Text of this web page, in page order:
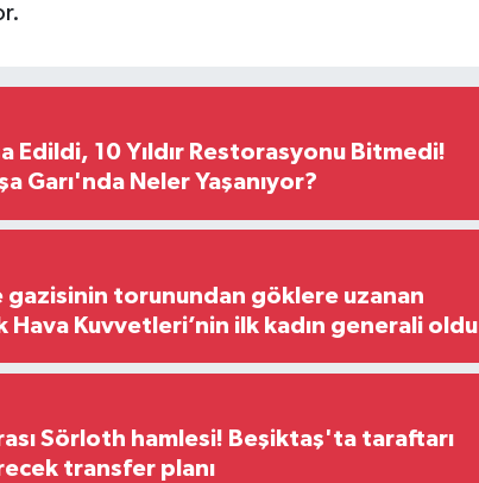
Edildi, 10 Yıldır Restorasyonu Bitmedi!
Garı'nda Neler Yaşanıyor?
gazisinin torunundan göklere uzanan
Hava Kuvvetleri’nin ilk kadın generali oldu
Sörloth hamlesi! Beşiktaş'ta taraftarı
transfer planı